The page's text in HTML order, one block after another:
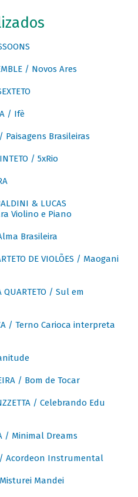
/ Novos Ares
/ Ifè
Paisagens Brasileiras
/ 5xRio
& LUCAS
Violino e Piano
Brasileira
DE VIOLÕES / Maogani
QUARTETO / Sul em
/ Terno Carioca interpreta
/ Bom de Tocar
/ Celebrando Edu
/ Minimal Dreams
/ Acordeon Instrumental
Mandei